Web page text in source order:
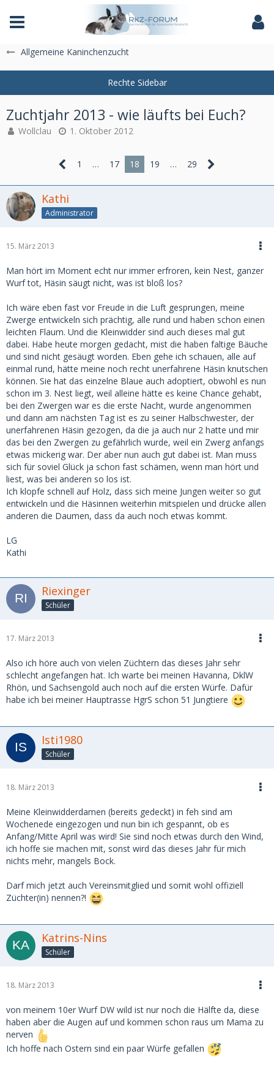
Das Fachforum der Rassekaninchenzucht
Allgemeine Kaninchenzucht
Zuchtjahr 2013 - wie läufts bei Euch?
Wollclau 1. Oktober 2012
1 … 17 18 19 … 29
Kathi
Administrator
15. März 2013
Man hört im Moment echt nur immer erfroren, kein Nest, ganzer
Wurf tot, Häsin säugt nicht, was ist bloß los?
Ich wäre eben fast vor Freude in die Luft gesprungen, meine
Zwerge entwickeln sich prächtig, alle rund und haben schon einen
leichten Flaum. Und die Kleinwidder sind auch dieses mal gut
dabei. Habe heute morgen gedacht, mist die haben faltige Bäuche
und sind nicht gesäugt worden. Eben gehe ich schauen, alle auf
einmal rund, hätte meine noch recht unerfahrene Häsin knutschen
können. Sie hat das einzelne Blaue auch adoptiert, obwohl es nun
schon im 3. Nest liegt, weil alleine hätte es keine Chance gehabt,
bei den Zwergen war es die erste Nacht, wurde angenommen
und dann am nächsten Tag ist es zu seiner Halbschwester, der
unerfahrenen Häsin gezogen, da die ja auch nur 2 hatte und mir
das bei den Zwergen zu gefährlich wurde, weil ein Zwerg anfangs
etwas mickerig war. Der aber nun auch gut dabei ist. Man muss
sich für soviel Glück ja schon fast schämen, wenn man hört und
liest, was bei anderen so los ist.
Ich klopfe schnell auf Holz, dass sich meine Jungen weiter so gut
entwickeln und die Häsinnen weiterhin mitspielen und drücke allen
anderen die Daumen, dass da auch noch etwas kommt.
LG
Kathi
Riexinger
Schüler
17. März 2013
Also ich höre auch von vielen Züchtern das dieses Jahr sehr
schlecht angefangen hat. Ich warte bei meinen Havanna, DklW
Rhön, und Sachsengold auch noch auf die ersten Würfe. Dafür
habe ich bei meiner Hauptrasse HgrS schon 51 Jungtiere
Isti1980
Schüler
18. März 2013
Meine Kleinwidderdamen (bereits gedeckt) in feh sind am
Wochenede eingezogen und nun bin ich gespannt, ob es
Anfang/Mitte April was wird! Sie sind noch etwas durch den Wind,
ich hoffe sie machen mit, sonst wird das dieses Jahr für mich
nichts mehr, mangels Bock.
Darf mich jetzt auch Vereinsmitglied und somit wohl offiziell
Züchter(in) nennen?!
Katrins-Nins
Schüler
18. März 2013
von meinem 10er Wurf DW wild ist nur noch die Hälfte da, diese
haben aber die Augen auf und kommen schon raus um Mama zu
nerven
Ich hoffe nach Ostern sind ein paar Würfe gefallen